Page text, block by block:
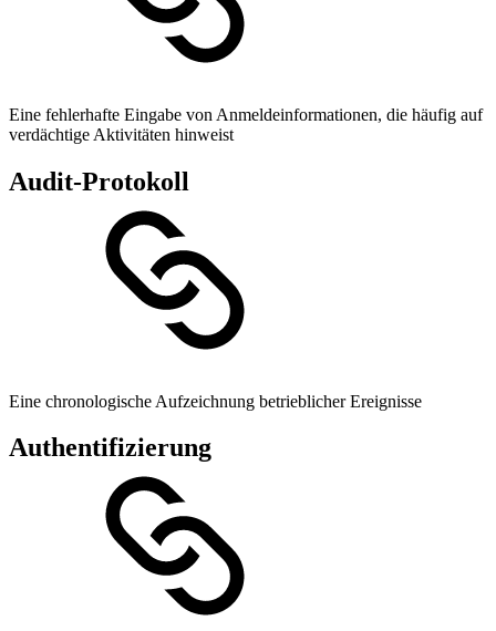
Eine fehlerhafte Eingabe von Anmeldeinformationen, die häufig auf
verdächtige Aktivitäten hinweist
Audit-Protokoll
Eine chronologische Aufzeichnung betrieblicher Ereignisse
Authentifizierung